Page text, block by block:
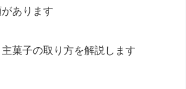
あります
菓子の取り方を解説します